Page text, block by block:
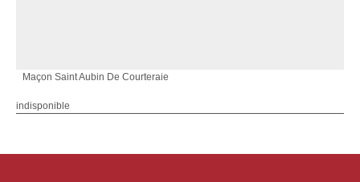
Maçon Saint Aubin De Courteraie
indisponible